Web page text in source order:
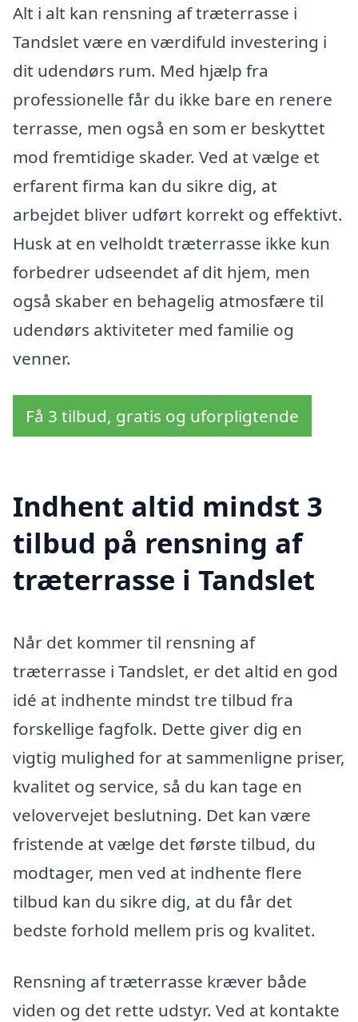
Alt i alt kan rensning af træterrasse i
Tandslet være en værdifuld investering i
dit udendørs rum. Med hjælp fra
professionelle får du ikke bare en renere
terrasse, men også en som er beskyttet
mod fremtidige skader. Ved at vælge et
erfarent firma kan du sikre dig, at
arbejdet bliver udført korrekt og effektivt.
Husk at en velholdt træterrasse ikke kun
forbedrer udseendet af dit hjem, men
også skaber en behagelig atmosfære til
udendørs aktiviteter med familie og
venner.
Få 3 tilbud, gratis og uforpligtende
Indhent altid mindst 3
tilbud på rensning af
træterrasse i Tandslet
Når det kommer til rensning af
træterrasse i Tandslet, er det altid en god
idé at indhente mindst tre tilbud fra
forskellige fagfolk. Dette giver dig en
vigtig mulighed for at sammenligne priser,
kvalitet og service, så du kan tage en
velovervejet beslutning. Det kan være
fristende at vælge det første tilbud, du
modtager, men ved at indhente flere
tilbud kan du sikre dig, at du får det
bedste forhold mellem pris og kvalitet.
Rensning af træterrasse kræver både
viden og det rette udstyr. Ved at kontakte